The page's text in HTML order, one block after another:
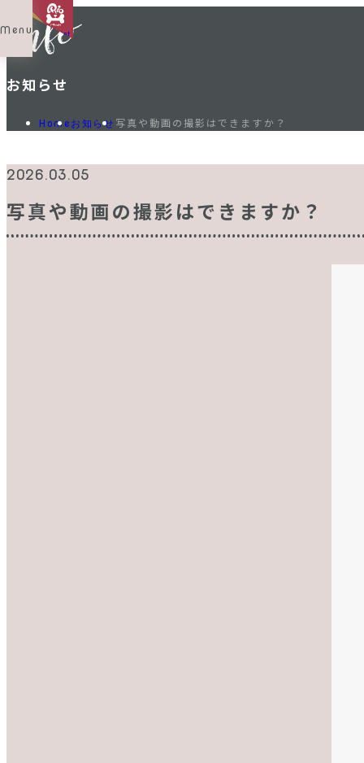
Menu Shop List
お知らせ
Home お知らせ 写真や動画の撮影はできますか？
2026.03.05
写真や動画の撮影はできますか？